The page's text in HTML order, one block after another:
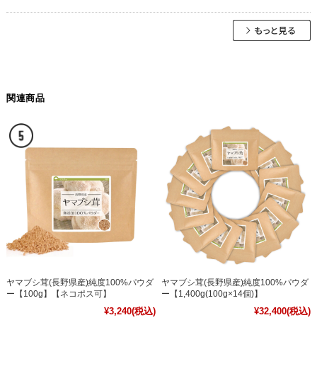
関連商品
ヤマブシ茸(長野県産)純度100%パウダ
ー【100g】【ネコポス可】
¥3,240(税込)
ヤマブシ茸(長野県産)純度100%パウダ
ー【1,400g(100g×14個)】
¥32,400(税込)